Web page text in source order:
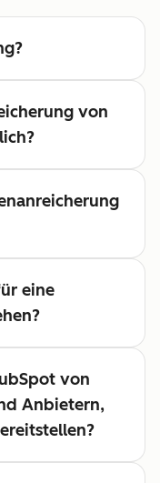
von
eine
von
Anbietern,